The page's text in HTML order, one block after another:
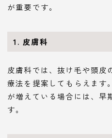
が重要です。
1. 皮膚科
皮膚科では、抜け毛や頭皮
療法を提案してもらえます
が増えている場合には、早
す。